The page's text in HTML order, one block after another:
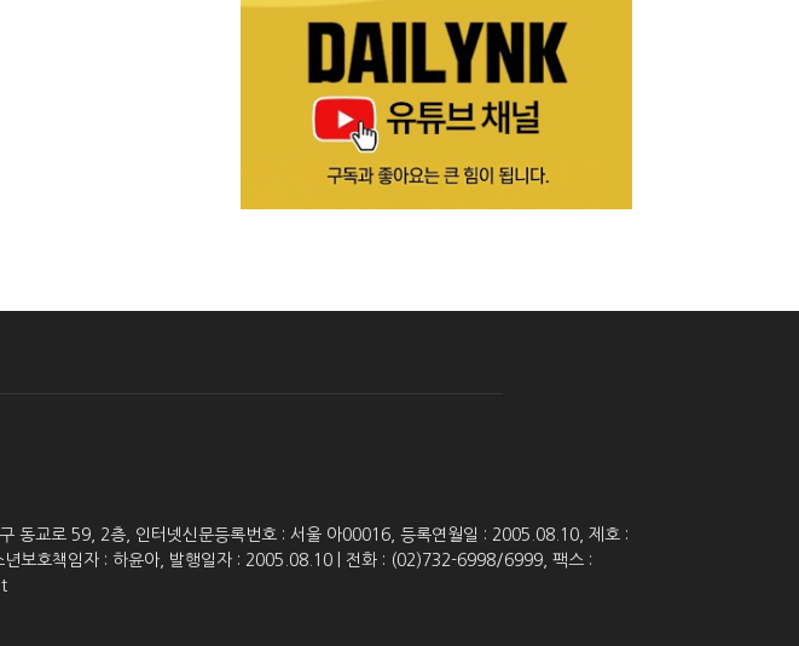
동교로 59, 2층, 인터넷신문등록번호 : 서울 아00016, 등록연월일 : 2005.08.10, 제호 :
년보호책임자 : 하윤아, 발행일자 : 2005.08.10 | 전화 : (02)732-6998/6999, 팩스 :